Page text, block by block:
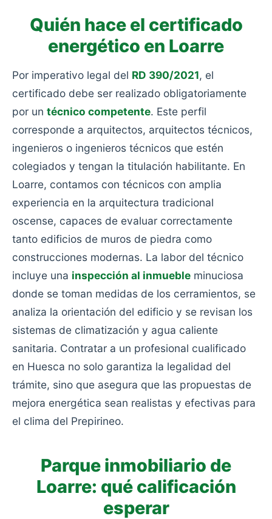
Quién hace el certificado
energético en Loarre
Por imperativo legal del RD 390/2021, el
certificado debe ser realizado obligatoriamente
por un técnico competente. Este perfil
corresponde a arquitectos, arquitectos técnicos,
ingenieros o ingenieros técnicos que estén
colegiados y tengan la titulación habilitante. En
Loarre, contamos con técnicos con amplia
experiencia en la arquitectura tradicional
oscense, capaces de evaluar correctamente
tanto edificios de muros de piedra como
construcciones modernas. La labor del técnico
incluye una inspección al inmueble minuciosa
donde se toman medidas de los cerramientos, se
analiza la orientación del edificio y se revisan los
sistemas de climatización y agua caliente
sanitaria. Contratar a un profesional cualificado
en Huesca no solo garantiza la legalidad del
trámite, sino que asegura que las propuestas de
mejora energética sean realistas y efectivas para
el clima del Prepirineo.
Parque inmobiliario de
Loarre: qué calificación
esperar